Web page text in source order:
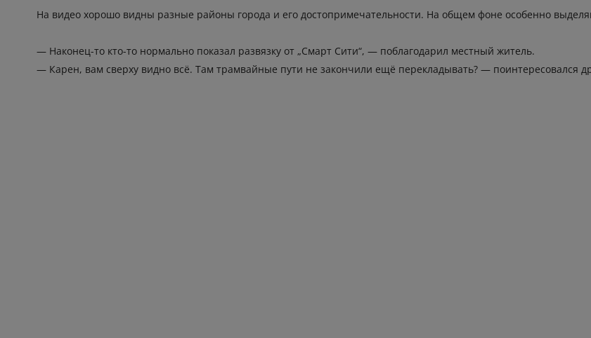
На видео хорошо видны разные районы города и его достопримечательности. На общем фоне особенно
— Наконец-то кто-то нормально показал развязку от „Смарт Сити“, — поблагодарил местный житель.
— Карен, вам сверху видно всё. Там трамвайные пути не закончили ещё перекладывать? — поинтересовался